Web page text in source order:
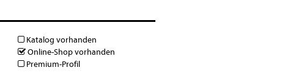
Katalog vorhanden
Online-Shop vorhanden
Premium-Profil